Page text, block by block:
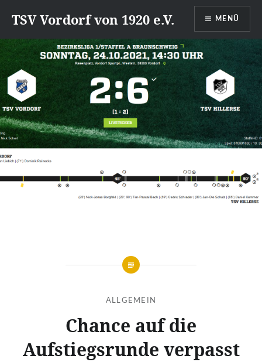
zumTSV Vordorf von 1920 e.V. MENÜ
ALLGEMEIN
Chance auf die
Aufstiegsrunde verpasst